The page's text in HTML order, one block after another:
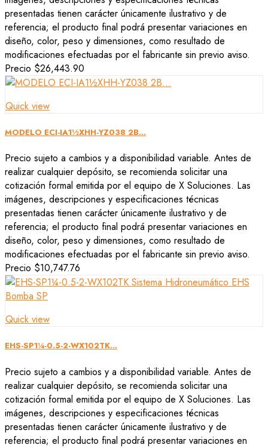
presentadas tienen carácter únicamente ilustrativo y de
referencia; el producto final podrá presentar variaciones en
diseño, color, peso y dimensiones, como resultado de
modificaciones efectuadas por el fabricante sin previo aviso.
Precio $26,443.90
Quick view
MODELO ECI-IA1½XHH-YZ038 2B...
Precio sujeto a cambios y a disponibilidad variable. Antes de
realizar cualquier depósito, se recomienda solicitar una
cotización formal emitida por el equipo de X Soluciones. Las
imágenes, descripciones y especificaciones técnicas
presentadas tienen carácter únicamente ilustrativo y de
referencia; el producto final podrá presentar variaciones en
diseño, color, peso y dimensiones, como resultado de
modificaciones efectuadas por el fabricante sin previo aviso.
Precio $10,747.76
Quick view
EHS-SP1¼-0.5-2-WX102TK...
Precio sujeto a cambios y a disponibilidad variable. Antes de
realizar cualquier depósito, se recomienda solicitar una
cotización formal emitida por el equipo de X Soluciones. Las
imágenes, descripciones y especificaciones técnicas
presentadas tienen carácter únicamente ilustrativo y de
referencia; el producto final podrá presentar variaciones en